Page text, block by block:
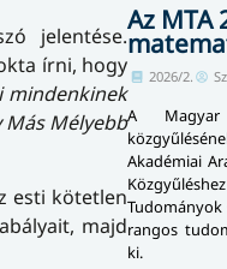
jelentése.
írni, hogy
mindenkinek
Más Mélyebb
esti kötetlen
majd
Az MTA
2026/2.
A Magyar
Akadémiai
Tudományok
rangos
ki.